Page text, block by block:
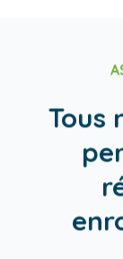
Tous